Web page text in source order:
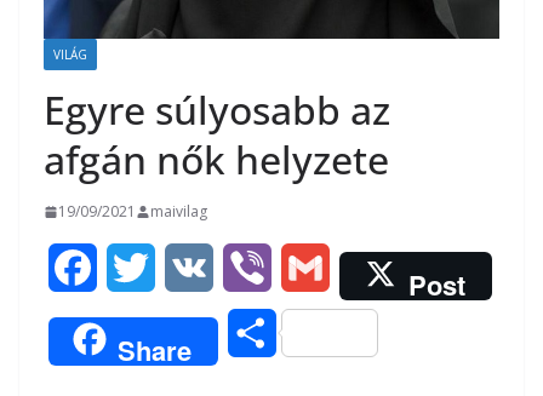
VILÁG
Egyre súlyosabb az
afgán nők helyzete
19/09/2021 maivilag
a
c
w
i
K
i
b
m
a
Post
Share
O